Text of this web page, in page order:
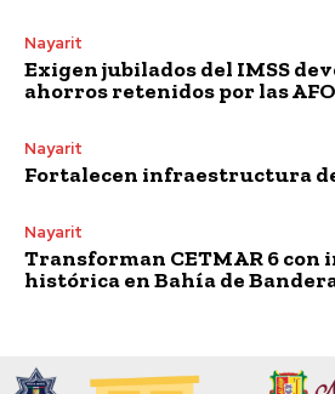
Nayarit
Exigen jubilados del IMSS
ahorros retenidos por las
Nayarit
Fortalecen infraestructura
Nayarit
Transforman CETMAR 6 con
histórica en Bahía de